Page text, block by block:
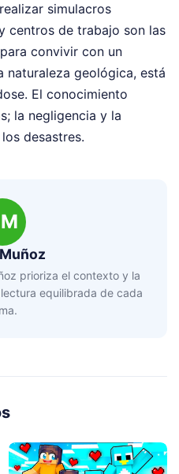
simulacros
centros de trabajo son las
convivir con un
geológica, está
El conocimiento
la negligencia y la
desastres.
prioriza el contexto y la
equilibrada de cada